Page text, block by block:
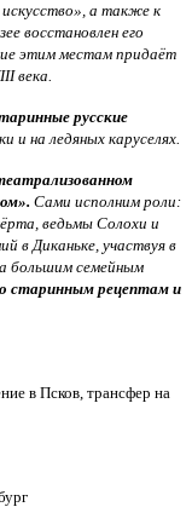
а также к
восстановлен его
этим местам придаёт
века.
русские
и на ледяных каруселях.
Сами исполним роли:
ведьмы Солохи и
в Диканьке, участвуя в
большим семейным
старинным рецептам и
в Псков, трансфер на